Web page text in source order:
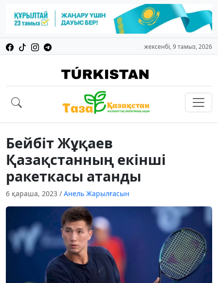
жексенбі, 9 тамыз, 2026
Бейбіт Жұқаев
Қазақстанның екінші
ракеткасы атанды
6 қараша, 2023 / Анель Жарылғасын